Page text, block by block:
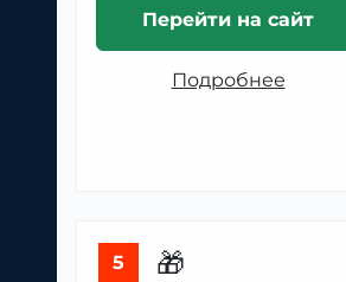
Перейти на сайт
Подробнее
5 🎁